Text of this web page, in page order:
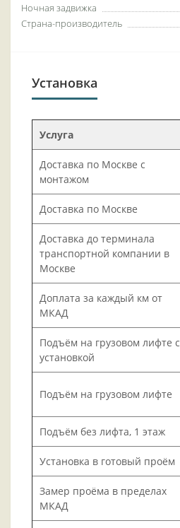
Ночная задвижка
Страна-производитель
Установка
Услуга
Доставка по Москве с
монтажом
Доставка по Москве
Доставка до терминала
транспортной компании в
Москве
Доплата за каждый км от
МКАД
Подъём на грузовом лифте с
установкой
Подъём на грузовом лифте
Подъём без лифта, 1 этаж
Установка в готовый проём
Замер проёма в пределах
МКАД